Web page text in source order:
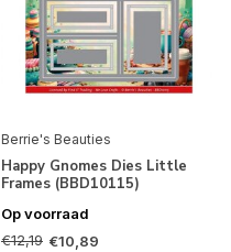
Berrie's Beauties
Happy Gnomes Dies Little
Frames (BBD10115)
Op voorraad
€12,19 €10,89